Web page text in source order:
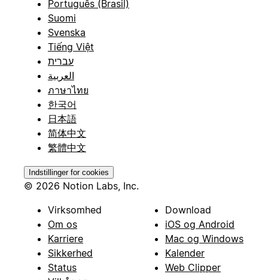
Português (Brasil)
Suomi
Svenska
Tiếng Việt
עברית
العربية
ภาษาไทย
한국어
日本語
简体中文
繁體中文
Indstillinger for cookies
© 2026 Notion Labs, Inc.
Virksomhed
Om os
Karriere
Sikkerhed
Status
Download
iOS og Android
Mac og Windows
Kalender
Web Clipper